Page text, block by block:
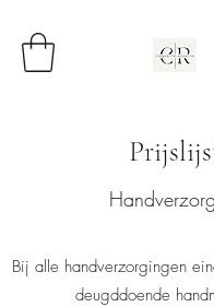
Bij alle handverzorgingen
deugddoende